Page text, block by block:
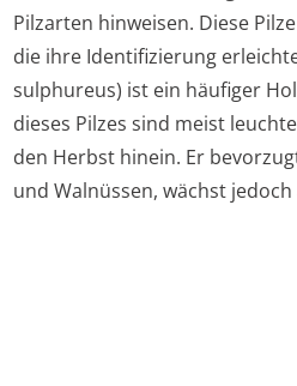
Pilzarten hinweisen. Diese
die ihre Identifizierung
sulphureus) ist ein häufiger
dieses Pilzes sind meist
den Herbst hinein. Er
und Walnüssen, wächst